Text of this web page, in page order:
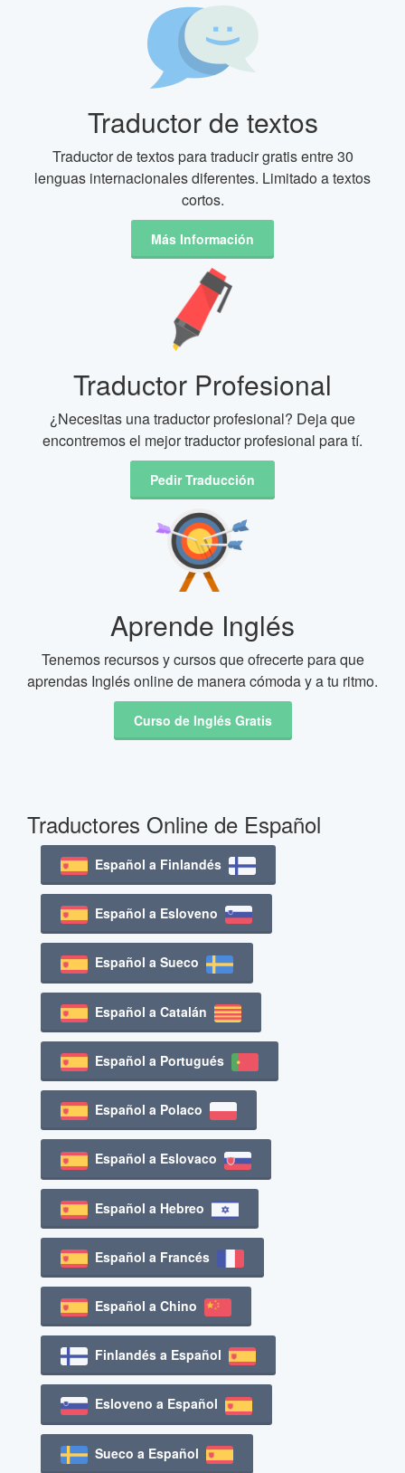
Traductor de textos
Traductor de textos para traducir gratis entre 30
lenguas internacionales diferentes. Limitado a textos
cortos.
Más Información
Traductor Profesional
¿Necesitas una traductor profesional? Deja que
encontremos el mejor traductor profesional para tí.
Pedir Traducción
Aprende Inglés
Tenemos recursos y cursos que ofrecerte para que
aprendas Inglés online de manera cómoda y a tu ritmo.
Curso de Inglés Gratis
Traductores Online de Español
Español a Finlandés
Español a Esloveno
Español a Sueco
Español a Catalán
Español a Portugués
Español a Polaco
Español a Eslovaco
Español a Hebreo
Español a Francés
Español a Chino
Finlandés a Español
Esloveno a Español
Sueco a Español